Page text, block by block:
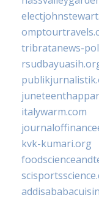
tribratanews-
italywarm.com
kvk-kumari.org